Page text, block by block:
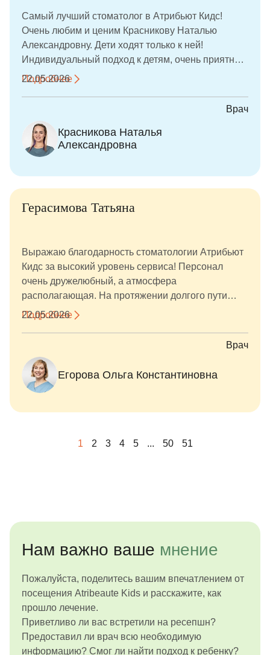
пациентах!
Самый лучший стоматолог в Атрибьют Кидс!
Очень любим и ценим Красникову Наталью
Александровну. Дети ходят только к ней!
Индивидуальный подход к детям, очень приятная
атмосфера! Лечим зубки без уколов!
Подробнее
22.05.2026
Врач
Красникова Наталья
Александровна
Герасимова Татьяна
Выражаю благодарность стоматологии Атрибьют
Кидс за высокий уровень сервиса! Персонал
очень дружелюбный, а атмосфера
располагающая. На протяжении долгого пути
лечения чувствовалось внимание и забота.
лечения. Даже в непростых ситуациях она
находила решение, и искренняя поддержка
отношение — теперь знаю, к кому обращаться в
Подробнее
22.05.2026
Врач
Егорова Ольга Константиновна
1 2 3 4 5 ... 50 51
Нам важно ваше мнение
Пожалуйста, поделитесь вашим впечатлением от
посещения Atribeaute Kids и расскажите, как
прошло лечение.
Приветливо ли вас встретили на ресепшн?
Предоставил ли врач всю необходимую
информацию? Смог ли найти подход к ребенку?